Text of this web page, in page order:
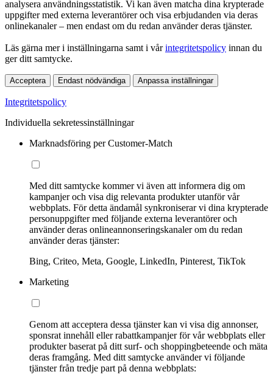
analysera användningsstatistik. Vi kan även matcha dina krypterade
uppgifter med externa leverantörer och visa erbjudanden via deras
onlinekanaler – men endast om du redan använder deras tjänster.
Läs gärna mer i inställningarna samt i vårintegritetspolicy innan du
ger ditt samtycke.
Acceptera Endast nödvändiga Anpassa inställningar
Integritetspolicy
Individuella sekretessinställningar
Marknadsföring per Customer-Match
Med ditt samtycke kommer vi även att informera dig om
kampanjer och visa dig relevanta produkter utanför vår
webbplats. För detta ändamål synkroniserar vi dina krypterade
personuppgifter med följande externa leverantörer och
använder deras onlineannonseringskanaler om du redan
använder deras tjänster:
Bing, Criteo, Meta, Google, LinkedIn, Pinterest, TikTok
Marketing
Genom att acceptera dessa tjänster kan vi visa dig annonser,
sponsrat innehåll eller rabattkampanjer för vår webbplats eller
produkter baserat på ditt surf- och shoppingbeteende och mäta
deras framgång. Med ditt samtycke använder vi följande
tjänster från tredje part på denna webbplats: